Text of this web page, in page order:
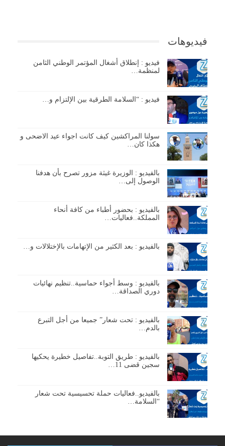
فيديوهات
فيديو : إنطلاق أشغال المؤتمر الوطني الثامن
لمنظمة…
فيديو : “السلامة الطرقية بين الإلتزام و…
سولنا المراكشين كيف كانت اجواء عيد الاضحى و
هكذا كان…
بالفيديو : الوزيرة غيثة مزور تصرح بأن هدفنا
الوصول إلى…
بالفيديو : بحضور أطباء من كافة أنحاء
المملكة..فعاليات…
بالفيديو : بعد الكثير من الإتهامات بالإختلالات و…
بالفيديو : وسط أجواء حماسية..تنظيم نهائيات
دوري الصداقة…
بالفيديو : تحت شعار” جميعا من أجل التبرع
بالدم…
بالفيديو : طريق التوبة..تفاصيل خطيرة يحكيها
سجين قضى 11…
بالفيديو..فعاليات حملة تحسيسية تحت شعار
“السلامة…